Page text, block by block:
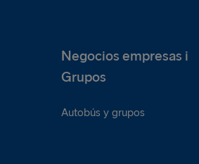
Negocios empresas i
Grupos
Autobús y grupos